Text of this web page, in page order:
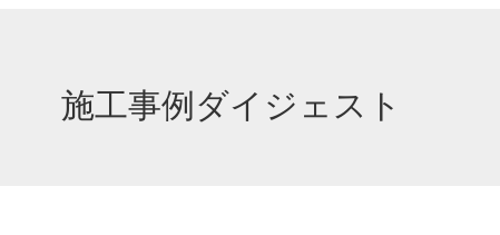
施工事例ダイジェスト